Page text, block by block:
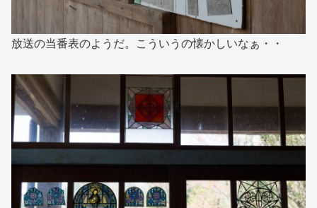
放送の当番表のようだ。こういうの懐かしいなぁ・・